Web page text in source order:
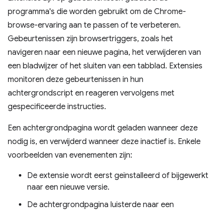
programma's die worden gebruikt om de Chrome-
browse-ervaring aan te passen of te verbeteren.
Gebeurtenissen zijn browsertriggers, zoals het
navigeren naar een nieuwe pagina, het verwijderen van
een bladwijzer of het sluiten van een tabblad. Extensies
monitoren deze gebeurtenissen in hun
achtergrondscript en reageren vervolgens met
gespecificeerde instructies.
Een achtergrondpagina wordt geladen wanneer deze
nodig is, en verwijderd wanneer deze inactief is. Enkele
voorbeelden van evenementen zijn:
De extensie wordt eerst geïnstalleerd of bijgewerkt
naar een nieuwe versie.
De achtergrondpagina luisterde naar een